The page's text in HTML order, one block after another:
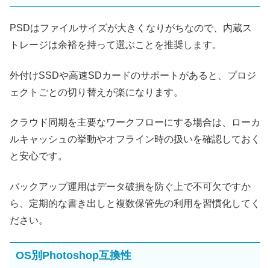
PSDはファイルサイズが大きくなりがちなので、内蔵ス
トレージは余裕を持って選ぶことを推奨します。
外付けSSDや高速SDカードのサポートがあると、プロジ
ェクトごとの切り替えが楽になります。
クラウド同期を主要なワークフローにする場合は、ローカ
ルキャッシュの挙動やオフライン時の扱いを確認しておく
と安心です。
バックアップ運用はデータ破損を防ぐ上で不可欠ですか
ら、定期的な書き出しと複数保管先の利用を習慣化してく
ださい。
OS別Photoshop互換性